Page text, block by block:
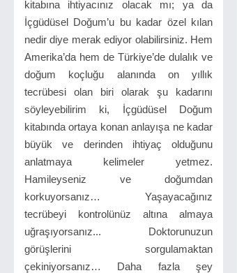
kitabına ihtiyacınız olacak mı; ya da
İçgüdüsel Doğum’u bu kadar özel kılan
nedir diye merak ediyor olabilirsiniz. Hem
Amerika’da hem de Türkiye’de dulalık ve
doğum koçluğu alanında on yıllık
tecrübesi olan biri olarak şu kadarını
söyleyebilirim ki, İçgüdüsel Doğum
kitabında ortaya konan anlayışa ne kadar
büyük ve derinden ihtiyaç olduğunu
anlatmaya kelimeler yetmez.
Hamileyseniz ve doğumdan
korkuyorsanız… Yaşayacağınız
tecrübeyi kontrolünüz altına almaya
uğraşıyorsanız... Doktorunuzun
görüşlerini sorgulamaktan
çekiniyorsanız… Daha fazla şey